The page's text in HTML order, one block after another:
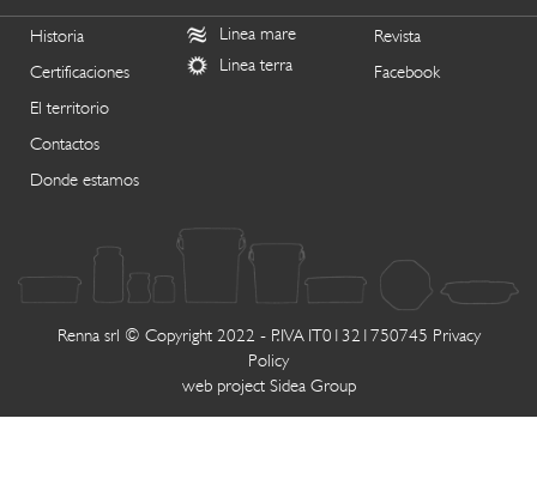
Historia
Certificaciones
El territorio
Contactos
Donde estamos
Linea mare
Linea terra
Revista
Facebook
Renna srl © Copyright 2022 - P.IVA IT01321750745 Privacy
Policy
web project Sidea Group